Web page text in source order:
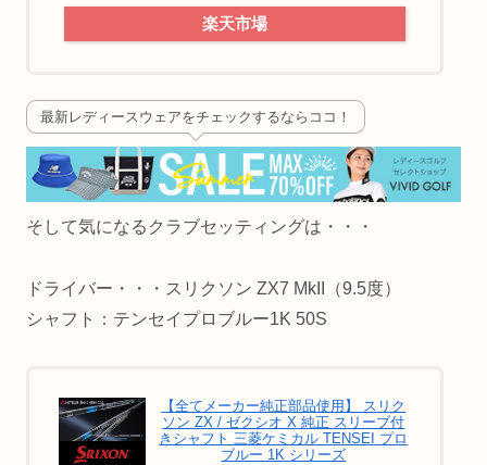
楽天市場
最新レディースウェアをチェックするならココ！
そして気になるクラブセッティングは・・・
ドライバー・・・スリクソン ZX7 MkII（9.5度）
シャフト：テンセイプロブルー1K 50S
【全てメーカー純正部品使用】 スリク
ソン ZX / ゼクシオ X 純正 スリーブ付
きシャフト 三菱ケミカル TENSEI プロ
ブルー 1K シリーズ